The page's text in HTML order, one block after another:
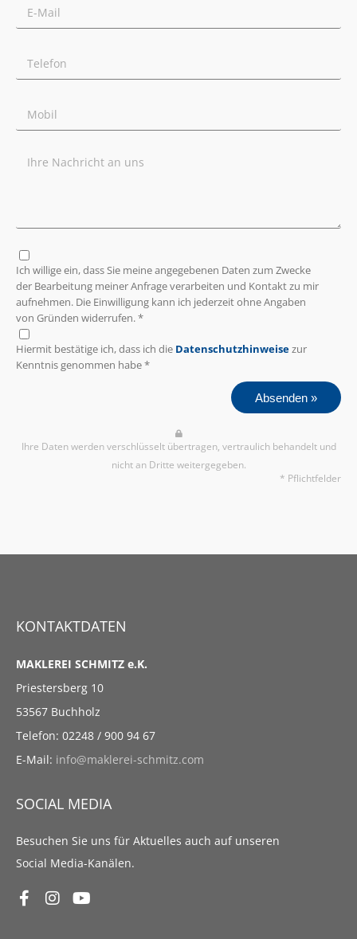
KONTAKTDATEN
MAKLEREI SCHMITZ e.K.
Priestersberg 10
53567 Buchholz
Telefon: 02248 / 900 94 67
E-Mail: info@maklerei-schmitz.com
SOCIAL MEDIA
Besuchen Sie uns für Aktuelles auch auf unseren
Social Media-Kanälen.
Ich willige ein, dass Sie meine angegebenen Daten zum Zwecke
der Bearbeitung meiner Anfrage verarbeiten und Kontakt zu mir
aufnehmen. Die Einwilligung kann ich jederzeit ohne Angaben
von Gründen widerrufen. *
Hiermit bestätige ich, dass ich die Datenschutzhinweisezur
Kenntnis genommen habe *
Absenden »
Ihre Daten werden verschlüsselt übertragen, vertraulich behandelt und
nicht an Dritte weitergegeben.
* Pflichtfelder